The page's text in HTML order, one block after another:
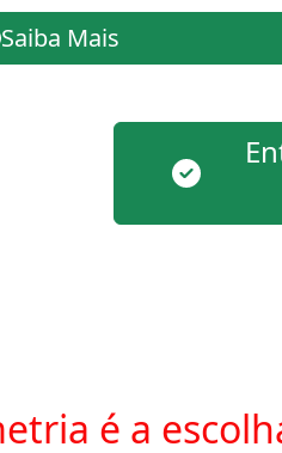
Saiba Mais
é a